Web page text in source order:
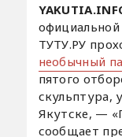
ТУТУ.РУ
необычный
пятого
скульптура,
Якутске, —
сообщает